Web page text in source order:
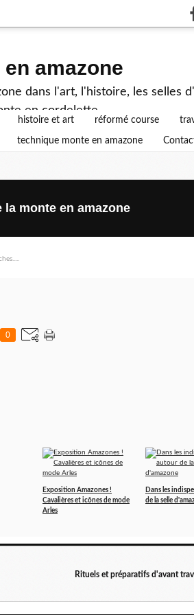
amazone
dans l'art, l'histoire, les selles
en cordelette...
histoire et art réformé course
technique monte en amazone
monte en amazone
0
Exposition Amazones !
Cavalières et icônes de mode
Arles
Dans les
de la selle
Rituels et préparatifs d'avant